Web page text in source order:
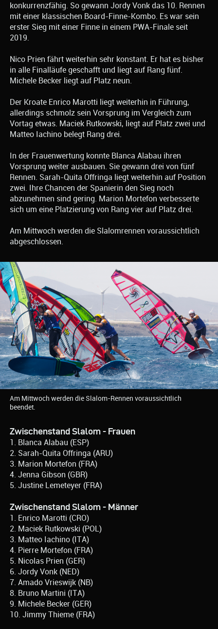
konkurrenzfähig. So gewann Jordy Vonk das 10. Rennen
mit einer klassischen Board-Finne-Kombo. Es war sein
erster Sieg mit einer Finne in einem PWA-Finale seit
2019.
Nico Prien fährt weiterhin sehr konstant. Er hat es bisher
in alle Finalläufe geschafft und liegt auf Rang fünf.
Michele Becker liegt auf Platz neun.
Der Kroate Enrico Marotti liegt weiterhin in Führung,
allerdings schmolz sein Vorsprung im Vergleich zum
Vortag etwas. Maciek Rutkowski, liegt auf Platz zwei und
Matteo Iachino belegt Rang drei.
In der Frauenwertung konnte Blanca Alabau ihren
Vorsprung weiter ausbauen. Sie gewann drei von fünf
Rennen. Sarah-Quita Offringa liegt weiterhin auf Position
zwei. Ihre Chancen der Spanierin den Sieg noch
abzunehmen sind gering. Marion Mortefon verbesserte
sich um eine Platzierung von Rang vier auf Platz drei.
Am Mittwoch werden die Slalomrennen voraussichtlich
abgeschlossen.
Am Mittwoch werden die Slalom-Rennen voraussichtlich
beendet.
Zwischenstand Slalom - Frauen
1. Blanca Alabau (ESP)
2. Sarah-Quita Offringa (ARU)
3. Marion Mortefon (FRA)
4. Jenna Gibson (GBR)
5. Justine Lemeteyer (FRA)
Zwischenstand Slalom - Männer
1. Enrico Marotti (CRO)
2. Maciek Rutkowski (POL)
3. Matteo Iachino (ITA)
4. Pierre Mortefon (FRA)
5. Nicolas Prien (GER)
6. Jordy Vonk (NED)
7. Amado Vrieswijk (NB)
8. Bruno Martini (ITA)
9. Michele Becker (GER)
10. Jimmy Thieme (FRA)